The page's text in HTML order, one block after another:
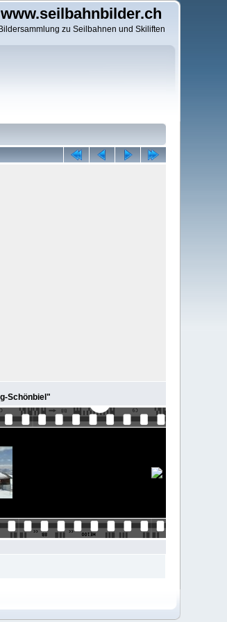
www.seilbahnbilder.ch
Bildersammlung zu Seilbahnen und Skiliften
Schönbiel"